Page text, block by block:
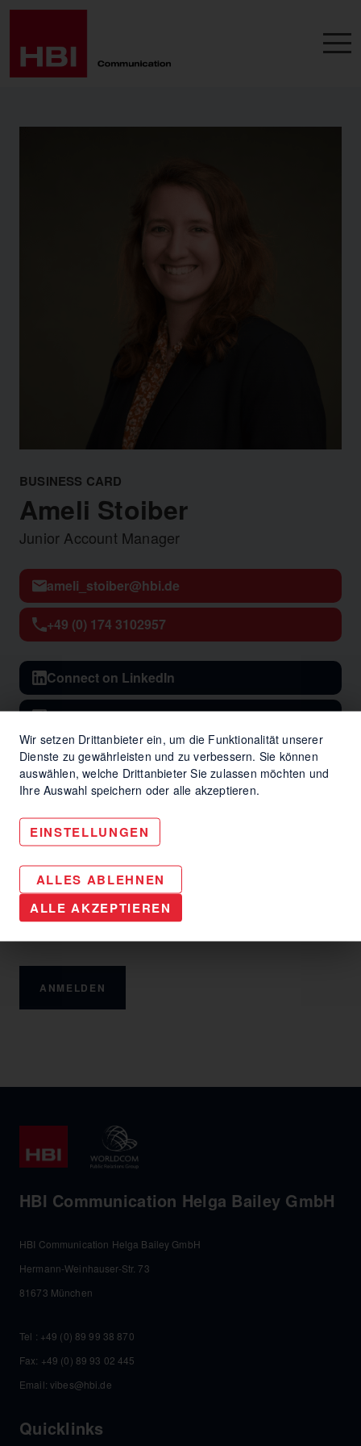
BUSINESS CARD
Ameli Stoiber
Junior Account Manager
ameli_stoiber@hbi.de
+49 (0) 174 3102957
Connect on LinkedIn
Connect on Xing
Immer auf dem
Laufenden bleiben mit
dem HBI-Newsletter
ANMELDEN
HBI Communication Helga Bailey GmbH
HBI Communication Helga Bailey GmbH
Hermann-Weinhauser-Str. 73
81673 München
Tel : +49 (0) 89 99 38 870
Fax: +49 (0) 89 93 02 445
Email: vibes@hbi.de
Quicklinks
Wir setzen Drittanbieter ein, um die Funktionalität unserer
Dienste zu gewährleisten und zu verbessern. Sie können
auswählen, welche Drittanbieter Sie zulassen möchten und
Ihre Auswahl speichern oder alle akzeptieren.
EINSTELLUNGEN
ALLES ABLEHNEN
ALLE AKZEPTIEREN